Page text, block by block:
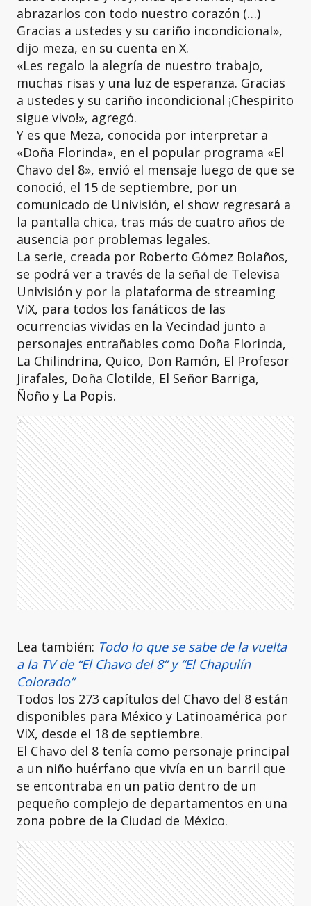
abrazarlos con todo nuestro corazón (…)
Gracias a ustedes y su cariño incondicional»,
dijo meza, en su cuenta en X.
«Les regalo la alegría de nuestro trabajo,
muchas risas y una luz de esperanza. Gracias
a ustedes y su cariño incondicional ¡Chespirito
sigue vivo!», agregó.
Y es que Meza, conocida por interpretar a
«Doña Florinda», en el popular programa «El
Chavo del 8», envió el mensaje luego de que se
conoció, el 15 de septiembre, por un
comunicado de Univisión, el show regresará a
la pantalla chica, tras más de cuatro años de
ausencia por problemas legales.
La serie, creada por Roberto Gómez Bolaños,
se podrá ver a través de la señal de Televisa
Univisión y por la plataforma de streaming
ViX, para todos los fanáticos de las
ocurrencias vividas en la Vecindad junto a
personajes entrañables como Doña Florinda,
La Chilindrina, Quico, Don Ramón, El Profesor
Jirafales, Doña Clotilde, El Señor Barriga,
Ñoño y La Popis.
Ads
Lea también: Todo lo que se sabe de la vuelta
a la TV de “El Chavo del 8” y “El Chapulín
Colorado”
Todos los 273 capítulos del Chavo del 8 están
disponibles para México y Latinoamérica por
ViX, desde el 18 de septiembre.
El Chavo del 8 tenía como personaje principal
a un niño huérfano que vivía en un barril que
se encontraba en un patio dentro de un
pequeño complejo de departamentos en una
zona pobre de la Ciudad de México.
Ads